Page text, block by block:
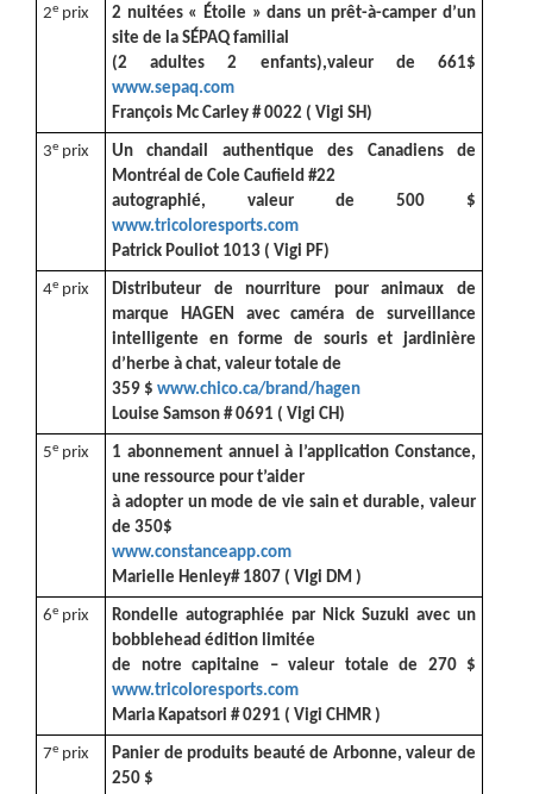
2e prix
2 nuitées « Étoile » dans un prêt-à-camper d’un
site de la SÉPAQ familial
(2 adultes 2 enfants),valeur de 661$
www.sepaq.com
François Mc Carley # 0022 ( Vigi SH)
3e prix
Un chandail authentique des Canadiens de
Montréal de Cole Caufield #22
autographié, valeur de 500 $
www.tricoloresports.com
Patrick Pouliot 1013 ( Vigi PF)
4e prix
Distributeur de nourriture pour animaux de
marque HAGEN avec caméra de surveillance
intelligente en forme de souris et jardinière
d’herbe à chat, valeur totale de
359 $ www.chico.ca/brand/hagen
Louise Samson # 0691 ( Vigi CH)
5e prix
1 abonnement annuel à l’application Constance,
une ressource pour t’aider
à adopter un mode de vie sain et durable, valeur
de 350$
www.constanceapp.com
Marielle Henley# 1807 ( VIgi DM )
6e prix
Rondelle autographiée par Nick Suzuki avec un
bobblehead édition limitée
de notre capitaine – valeur totale de 270 $
www.tricoloresports.com
Maria Kapatsori # 0291 ( Vigi CHMR )
7e prix
Panier de produits beauté de Arbonne, valeur de
250 $